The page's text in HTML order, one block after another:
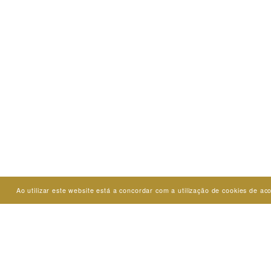
Ao utilizar este website está a concordar com a utilização de cookies de